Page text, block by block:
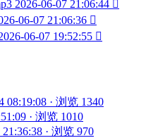
2026-06-07 21:06:44 
06-07 21:06:36 
06-07 19:52:55 
08:19:08 · 浏览 1340
· 浏览 1010
21:36:38 · 浏览 970